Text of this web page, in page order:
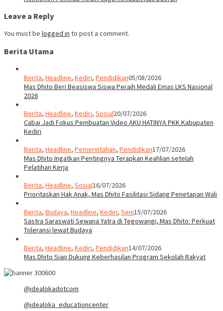
Leave a Reply
You must be logged in to post a comment.
Berita Utama
Berita, Headline, Kediri, Pendidikan05/08/2026
Mas Dhito Beri Beasiswa Siswa Peraih Medali Emas LKS Nasional
2026
Berita, Headline, Kediri, Sosial20/07/2026
Cabai Jadi Fokus Pembuatan Video AKU HATINYA PKK Kabupaten
Kediri
Berita, Headline, Pemerintahan, Pendidikan17/07/2026
Mas Dhito Ingatkan Pentingnya Terapkan Keahlian setelah
Pelatihan Kerja
Berita, Headline, Sosial16/07/2026
Prioritaskan Hak Anak, Mas Dhito Fasilitasi Sidang Penetapan Wali
Berita, Budaya, Headline, Kediri, Seni15/07/2026
Sastra Saraswati Sewana Yatra di Tegowangi, Mas Dhito: Perkuat
Toleransi lewat Budaya
Berita, Headline, Kediri, Pendidikan14/07/2026
Mas Dhito Siap Dukung Keberhasilan Program Sekolah Rakyat
@idealokadotcom
@idealoka_educationcenter